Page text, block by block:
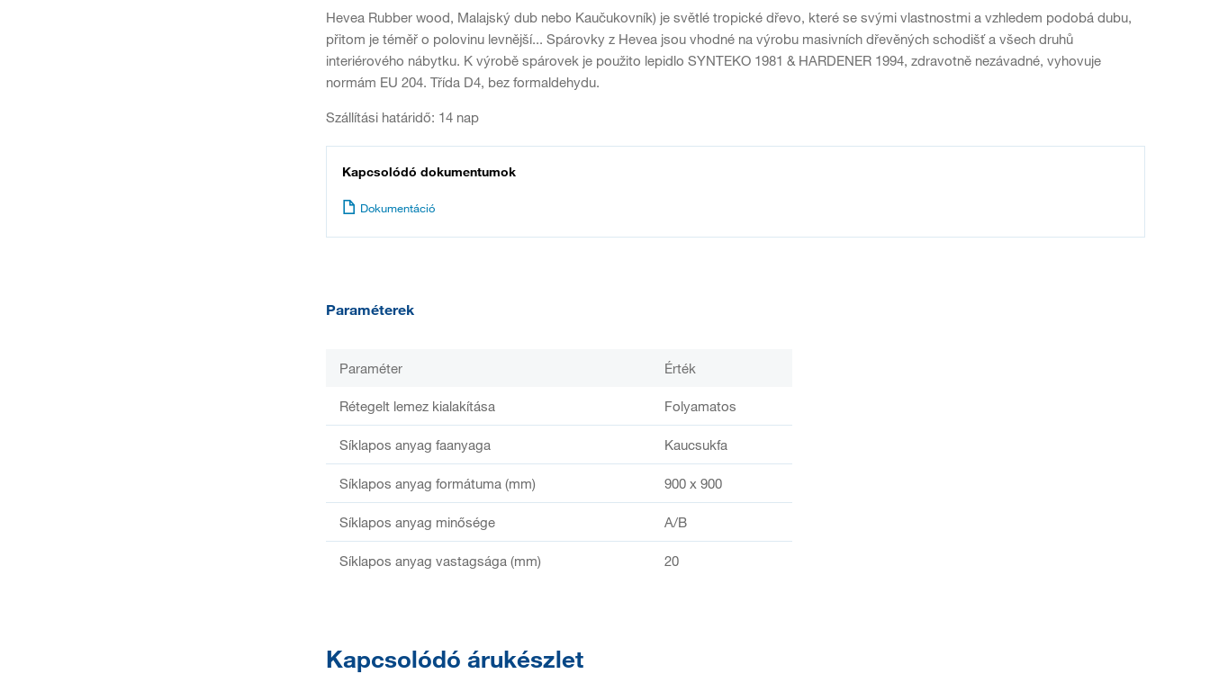
Hevea Rubber wood, Malajský dub nebo Kaučukovník) je světlé tropické dřevo, které se svými vlastnostmi a vzhledem podobá dubu,
přitom je téměř o polovinu levnější... Spárovky z Hevea jsou vhodné na výrobu masivních dřevěných schodišť a všech druhů
interiérového nábytku. K výrobě spárovek je použito lepidlo SYNTEKO 1981 & HARDENER 1994, zdravotně nezávadné, vyhovuje
normám EU 204. Třída D4, bez formaldehydu.
Szállítási határidő: 14 nap
Kapcsolódó dokumentumok
Dokumentáció
Paraméterek
Paraméter Érték
Rétegelt lemez kialakítása Folyamatos
Síklapos anyag faanyaga Kaucsukfa
Síklapos anyag formátuma (mm) 900 x 900
Síklapos anyag minősége A/B
Síklapos anyag vastagsága (mm) 20
Kapcsolódó árukészlet